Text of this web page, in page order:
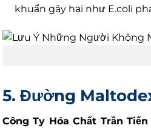
khuẩn gây hại như E.coli
5. Đường
Công Ty Hóa Chất Trần Tiến